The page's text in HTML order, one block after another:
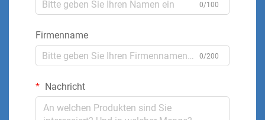
0/100
Firmenname
0/200
Nachricht